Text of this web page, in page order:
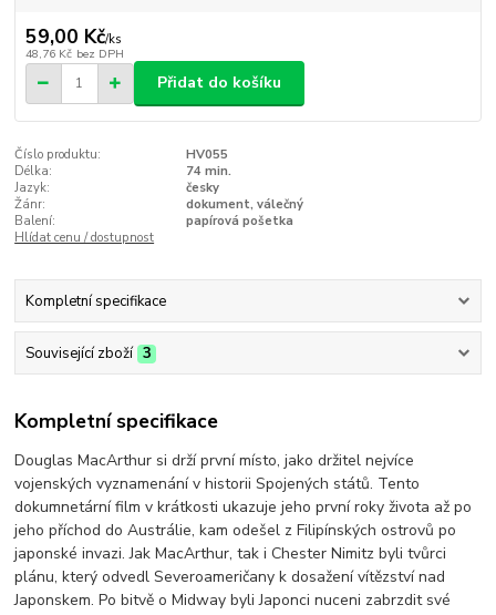
59,00 Kč/ks
48,76 Kč bez DPH
Přidat do košíku
Číslo produktu:
HV055
Délka:
74 min.
Jazyk:
česky
Žánr:
dokument, válečný
Balení:
papírová pošetka
Hlídat cenu / dostupnost
Kompletní specifikace
Související zboží 3
Kompletní specifikace
Douglas MacArthur si drží první místo, jako držitel nejvíce
vojenských vyznamenání v historii Spojených států. Tento
dokumnetární film v krátkosti ukazuje jeho první roky života až po
jeho příchod do Austrálie, kam odešel z Filipínských ostrovů po
japonské invazi. Jak MacArthur, tak i Chester Nimitz byli tvůrci
plánu, který odvedl Severoameričany k dosažení vítězství nad
Japonskem. Po bitvě o Midway byli Japonci nuceni zabrzdit své